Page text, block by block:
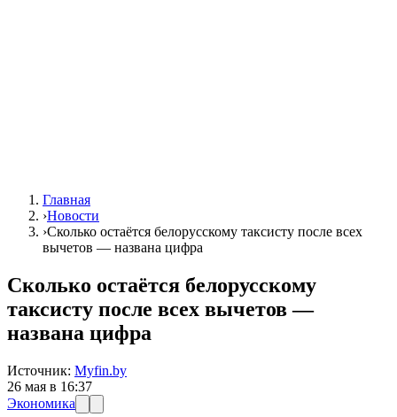
Главная
›Новости
›Сколько остаётся белорусскому таксисту после всех
вычетов — названа цифра
Сколько остаётся белорусскому
таксисту после всех вычетов —
названа цифра
Источник: Myfin.by
26 мая в 16:37
Экономика